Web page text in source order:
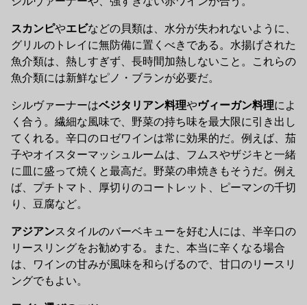
スカンピやエビなどの貝類は、水分が失われないように、
グリルのトレイに無防備に置くべきである。水揚げされた
魚介類は、熱しすぎず、長時間加熱しないこと。これらの
魚介類には新鮮なピノ・ブランが必要だ。
シルヴァーナーはベジタリアン料理やヴィーガン料理によ
く合う。繊細な風味で、野菜の持ち味を最大限に引き出し
てくれる。辛口のロゼワインは常に効果的だ。例えば、茄
子やオイスターマッシュルームは、フムスやザジキと一緒
に皿に盛って焼くと最高だ。野菜の串焼きもそうだ。例え
ば、プチトマト、厚切りのコートレット、ピーマンの千切
り、豆腐など。
アジアンスタイルのバーベキューを好む人には、半辛口の
リースリングをお勧めする。また、本当に辛くなる場合
は、ワインの甘みが風味を和らげるので、甘口のリースリ
ングでもよい。